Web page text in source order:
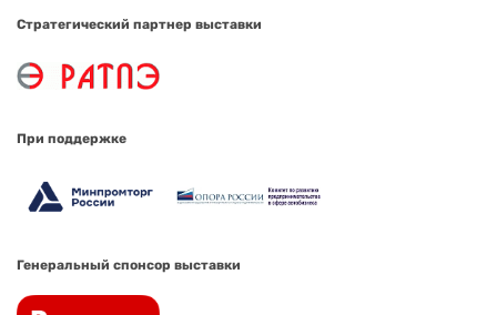
Стратегический партнер выставки
При поддержке
Генеральный спонсор выставки